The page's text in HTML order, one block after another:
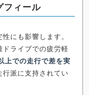
フィール
にも影響します。
ライブでの疲労軽
上での走行で差を実
派に支持されてい